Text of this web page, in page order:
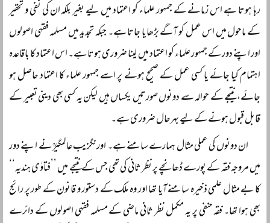
رہا ہوتا ہے اس زمانے کے جمہور علماء کو اعتماد میں لیے بغیر بلکہ ان کی نفی و تحقیر
کے ماحول میں اس عمل کو آگے بڑھایا جاتا ہے۔ جبکہ تجدید میں مسلمہ فقہی اصولوں
اور اپنے دور کے جمہور علماء کو اعتماد میں لینا ضروری ہوتا ہے۔ اس اعتماد کا باقاعدہ
اہتمام کیا جائے یا کسی عمل کے صحیح ہونے پر اسے جمہور علماء کا اعتماد حاصل ہو
جائے، نتیجے کے حوالہ سے دونوں صورتیں یکساں ہیں لیکن یہ کسی بھی دینی تعبیر کے
قابل قبول ہونے کے لیے بہرحال ضروری ہے۔
ان دونوں کی عملی مثال ہمارے سامنے ہے۔ اورنگزیب عالمگیرؒ نے اپنے دور
میں مروجہ فقہ کے پورے ڈھانچے پر نظر ثانی کی تھی جس کے نتیجے میں ’’فتاوٰی ہندیہ‘‘
کا بے مثال علمی ذخیرہ سامنے آیا تھا اور وہ ملک کے دستور و قانون کے طور پر رائج
بھی ہوا تھا۔ فقہ حنفی پر یہ مکمل نظر ثانی ماضی کے مسلمہ فقہی اصولوں کے دائرے